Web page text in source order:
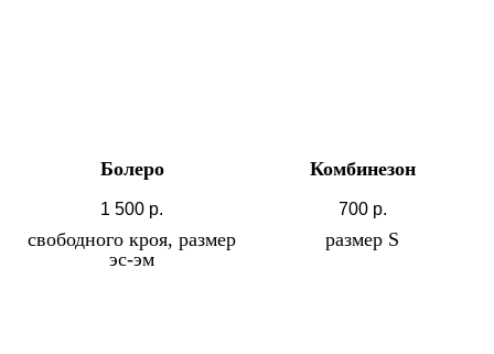
Болеро
1 500 р.
свободного кроя, размер
эс-эм
Комбинезон
700 р.
размер S